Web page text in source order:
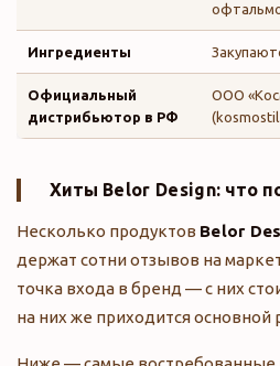
Ингредиенты
Официальный
дистрибьютор в РФ
ООО
Хиты Belor Design: что
Несколько продуктов Belor
держат сотни отзывов на
точка входа в бренд — с них
на них же приходится основной